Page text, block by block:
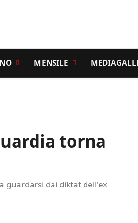
MENSILE
torna
guardarsi dai diktat dell'ex